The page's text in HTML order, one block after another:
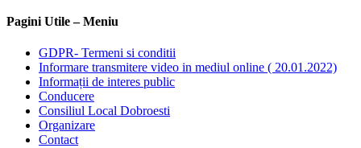
Pagini Utile – Meniu
GDPR- Termeni si conditii
Informare transmitere video in mediul online ( 20.01.2022)
Informații de interes public
Conducere
Consiliul Local Dobroesti
Organizare
Contact